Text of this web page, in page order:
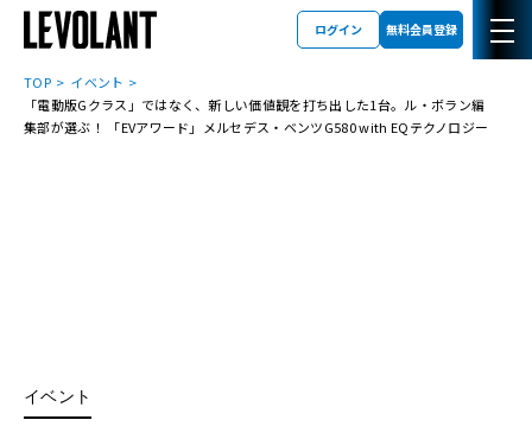
ログイン 無料会員登録
TOP
イベント
「電動版Gクラス」ではなく、新しい価値観を打ち出した1台。ル・ボラン編
集部が選ぶ！ 「EVアワード」メルセデス・ベンツG580 with EQテクノロジー
イベント